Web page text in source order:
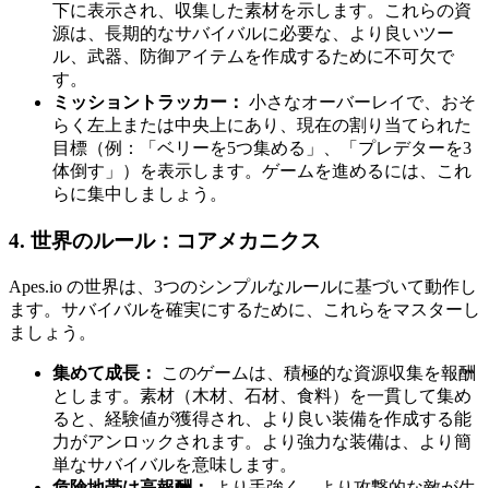
下に表示され、収集した素材を示します。これらの資
源は、長期的なサバイバルに必要な、より良いツー
ル、武器、防御アイテムを作成するために不可欠で
す。
ミッショントラッカー： 小さなオーバーレイで、おそ
らく左上または中央上にあり、現在の割り当てられた
目標（例：「ベリーを5つ集める」、「プレデターを3
体倒す」）を表示します。ゲームを進めるには、これ
らに集中しましょう。
4. 世界のルール：コアメカニクス
Apes.io の世界は、3つのシンプルなルールに基づいて動作し
ます。サバイバルを確実にするために、これらをマスターし
ましょう。
集めて成長：
このゲームは、積極的な資源収集を報酬
とします。素材（木材、石材、食料）を一貫して集め
ると、経験値が獲得され、より良い装備を作成する能
力がアンロックされます。より強力な装備は、より簡
単なサバイバルを意味します。